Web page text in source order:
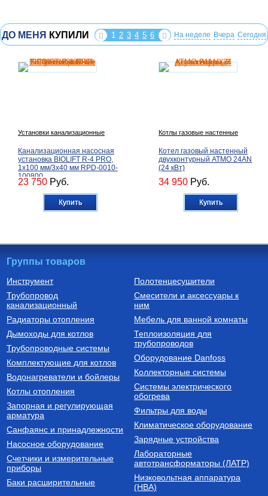
ДО МЕНЯ КУПИЛИ 1 2 3 4 5 6 На неделе Вчера Сегодня
Установки канализационные
Канализационная насосная
установка BIOLIFT R-4 PRO,
1х100 мм/3х40 мм RPD-0010-
100800
23 750 Руб.
Купить
Котлы газовые настенные
Котел газовый настенный
двухконтурный ATMO 24AN
(24 кВт)
34 950 Руб.
Купить
Автоматика для насосов
2200 Вт FIL-10 2,2 кВт
(инвертор) с датчиком
9 750Руб.
Купить
Котлы газовые настенные
Котел газовый настенный
двухконтурный CARES X 24
CF, арт. 3300888
60 510Руб.
Установки канализационные
Установка канализационная
SANIVORT 405 М (боковой
Бойлеры (водонагреватели
косвенного нагрева)
Водонагреватель (бойлер)
Группы товаров
Инструмент
Трубопровод
канализационный
Радиаторы отопления
Дымоходы для котлов
Трубопроводные системы
Комплектующие для котлов
Водонагреватели и бойлеры
Котлы отопления
Запорная и регулирующая
арматура
Санфаянс и принадлежности
Насосное оборудование
Счетчики и измерительные
приборы
Баки расширительные
Полотенцесушители
Смесители и аксессуары к
ним
Мебель для ванной комнаты
Теплоизоляция для
трубопроводов
Оборудование Danfoss
Коллекторные системы
Системы электрического
обогрева
Фильтры для воды
Климатическое оборудование
Зарядные устройства
Лабораторные
автотрансформаторы (ЛАТР)
Низковольтная аппаратура
(НВА)